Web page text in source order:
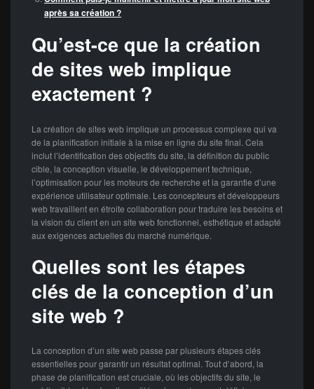
après sa création ?
Qu’est-ce que la création
de sites web implique
exactement ?
La création de sites web implique un processus complexe qui va
de la planification initiale à la mise en ligne du site final. Cela
inclut l’identification des objectifs du site, la définition du public
cible, la conception visuelle, le développement technique,
l’optimisation pour les moteurs de recherche et la garantie d’une
expérience utilisateur optimale. Les concepteurs et développeurs
web travaillent en étroite collaboration pour traduire les besoins et
la vision du client en un site web fonctionnel, esthétique et adapté
aux exigences actuelles du marché numérique.
Quelles sont les étapes
clés de la conception d’un
site web ?
La conception d’un site web passe par plusieurs étapes clés
essentielles pour garantir un résultat optimal. Tout d’abord, la
phase de planification est cruciale, où les objectifs du site, le